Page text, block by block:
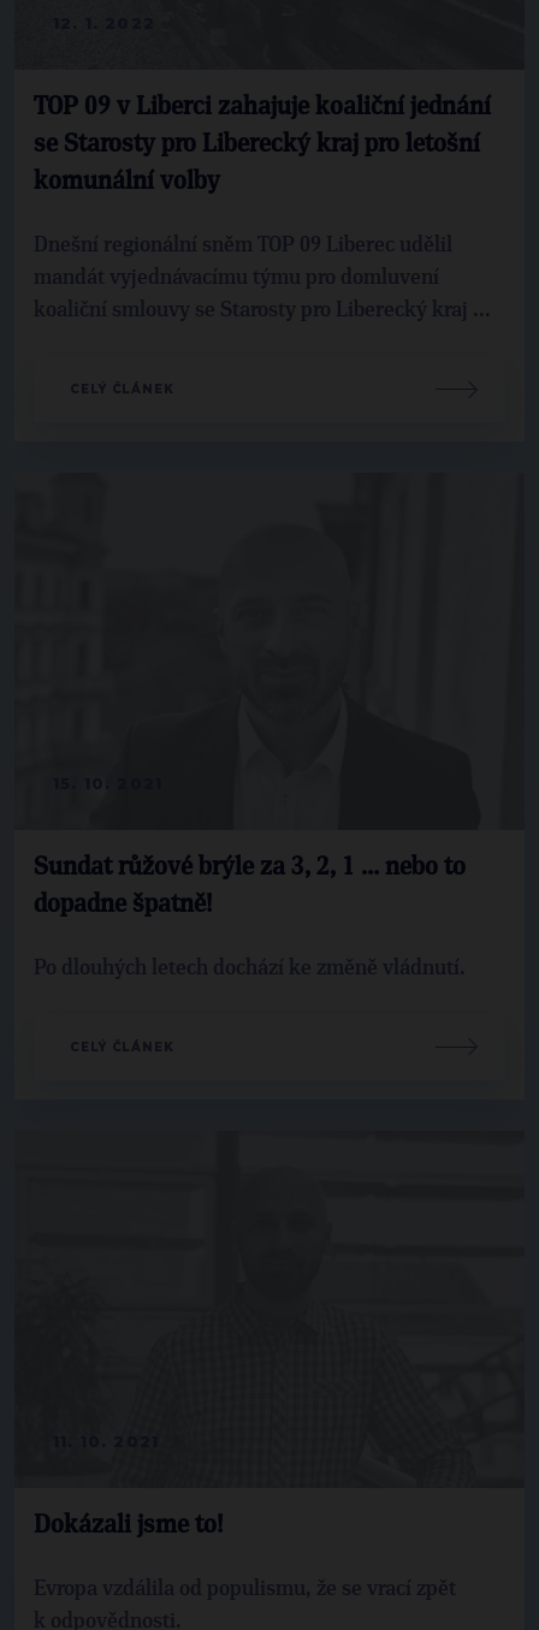
TOP 09 v Liberci zahajuje koaliční jednání
se Starosty pro Liberecký kraj pro letošní
komunální volby
Dnešní regionální sněm TOP 09 Liberec udělil
mandát vyjednávacímu týmu pro domluvení
koaliční smlouvy se Starosty pro Liberecký kraj ...
CELÝ ČLÁNEK
Sundat růžové brýle za 3, 2, 1 … nebo to
dopadne špatně!
Po dlouhých letech dochází ke změně vládnutí.
CELÝ ČLÁNEK
Dokázali jsme to!
Evropa vzdálila od populismu, že se vrací zpět
k odpovědnosti.